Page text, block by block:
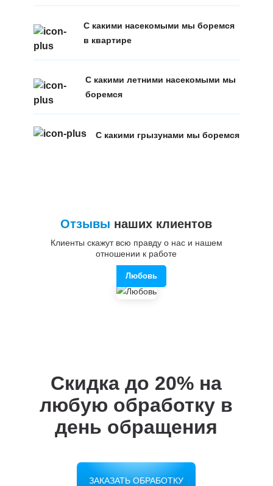
С какими насекомыми мы боремся
в квартире
С какими летними насекомыми мы
боремся
С какими грызунами мы боремся
Отзывы наших клиентов
Клиенты скажут всю правду о нас и нашем
отношении к работе
Любовь
Скидка до 20% на
любую обработку в
день обращения
ЗАКАЗАТЬ ОБРАБОТКУ